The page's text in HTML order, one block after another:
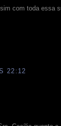
com toda essa
22:12